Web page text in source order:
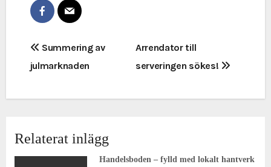
I
n
l
g
Summering av
julmarknaden
Arrendator till
serveringen sökes!
Relaterat inlägg
Handelsboden – fylld med lokalt hantverk